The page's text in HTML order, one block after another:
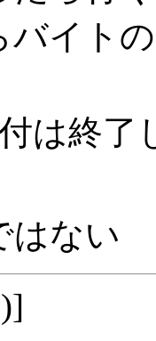
バイト
は終了
はない